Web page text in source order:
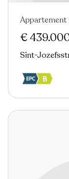
Nieuw
Appartement
€
Sint-